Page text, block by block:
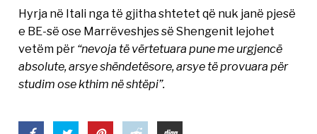
Hyrja në Itali nga të gjitha shtetet që nuk janë pjesë
e BE-së ose Marrëveshjes së Shengenit lejohet
vetëm për “nevoja të vërtetuara pune me urgjencë
absolute, arsye shëndetësore, arsye të provuara për
studim ose kthim në shtëpi”.